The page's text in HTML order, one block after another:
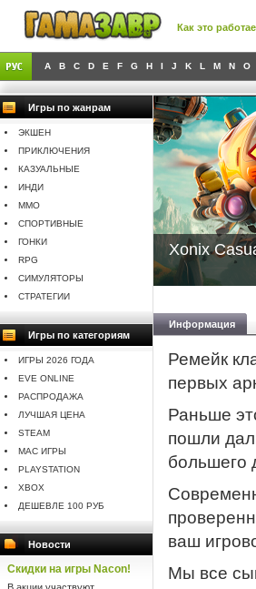
Как это
A B C D E F G H I J K L M N O
Игры по жанрам
ЭКШЕН
ПРИКЛЮЧЕНИЯ
КАЗУАЛЬНЫЕ
ИНДИ
MMO
СПОРТИВНЫЕ
ГОНКИ
RPG
СИМУЛЯТОРЫ
СТРАТЕГИИ
Игры по категориям
ИГРЫ 2026 ГОДА
EVE ONLINE
РАСПРОДАЖА
ЛУЧШАЯ ЦЕНА
STEAM
MAC ИГРЫ
PLAYSTATION
XBOX
ДЕШЕВЛЕ 100 РУБ
Новости
Скидки на игры Nacon!
Xonix
Информация
Ремейк
первых
Раньше
пошли
большего
ваш
Мы все